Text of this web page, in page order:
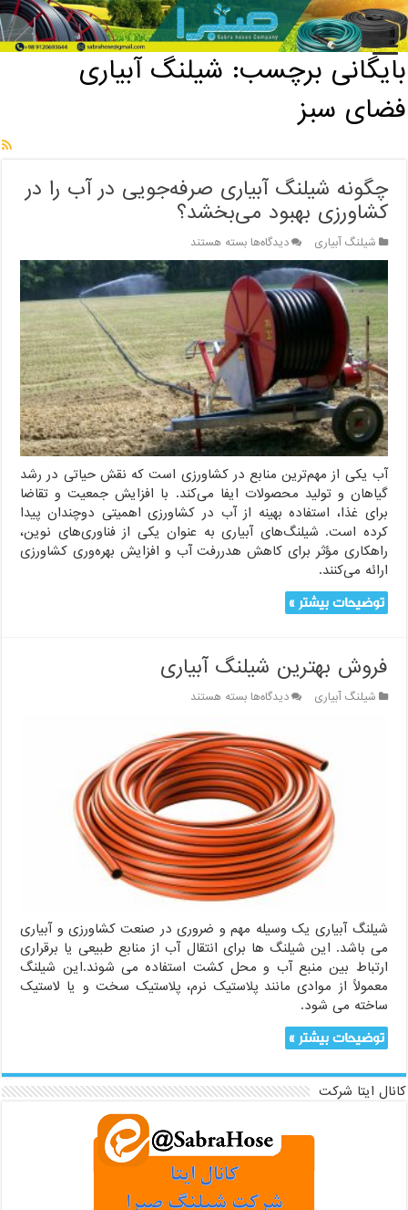
خانه / بایگانی برچسب: شیلنگ آبیاری فضای سبز
بایگانی برچسب: شیلنگ آبیاری
فضای سبز
چگونه شیلنگ آبیاری صرفه‌جویی در آب را در
کشاورزی بهبود می‌بخشد؟
شیلنگ آبیاری دیدگاه‌هابرای
چگونه
شیلنگ
آبیاری
صرفه‌جویی
در
آب
را
در
کشاورزی
بهبود
می‌بخشد؟
بسته هستند
آب یکی از مهم‌ترین منابع در کشاورزی است که نقش حیاتی در رشد
گیاهان و تولید محصولات ایفا می‌کند. با افزایش جمعیت و تقاضا
برای غذا، استفاده بهینه از آب در کشاورزی اهمیتی دوچندان پیدا
کرده است. شیلنگ‌های آبیاری به عنوان یکی از فناوری‌های نوین،
راهکاری مؤثر برای کاهش هدررفت آب و افزایش بهره‌وری کشاورزی
ارائه می‌کنند.
توضیحات بیشتر »
فروش بهترین شیلنگ آبیاری
شیلنگ آبیاری دیدگاه‌هابرای
بهترین
شیلنگ
آبیاری
بسته هستند
شیلنگ آبیاری یک وسیله مهم و ضروری در صنعت کشاورزی و آبیاری
می باشد. این شیلنگ ها برای انتقال آب از منابع طبیعی یا برقراری
ارتباط بین منبع آب و محل کشت استفاده می شوند.این شیلنگ
معمولاً از موادی مانند پلاستیک نرم، پلاستیک سخت و یا لاستیک
ساخته می شود.
توضیحات بیشتر »
کانال ایتا شرکت